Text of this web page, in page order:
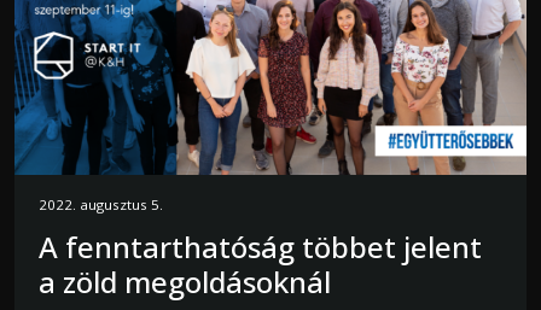
2022. augusztus 5.
A fenntarthatóság többet jelent
a zöld megoldásoknál